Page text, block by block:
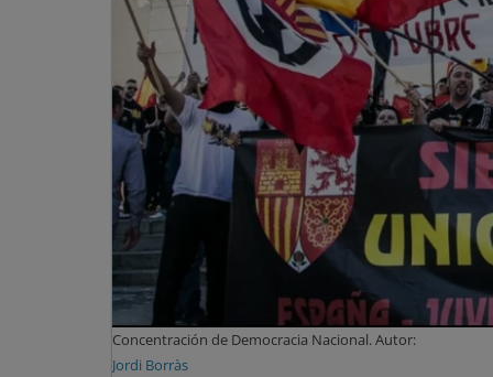
Concentración de Democracia Nacional. Autor:
Jordi Borràs